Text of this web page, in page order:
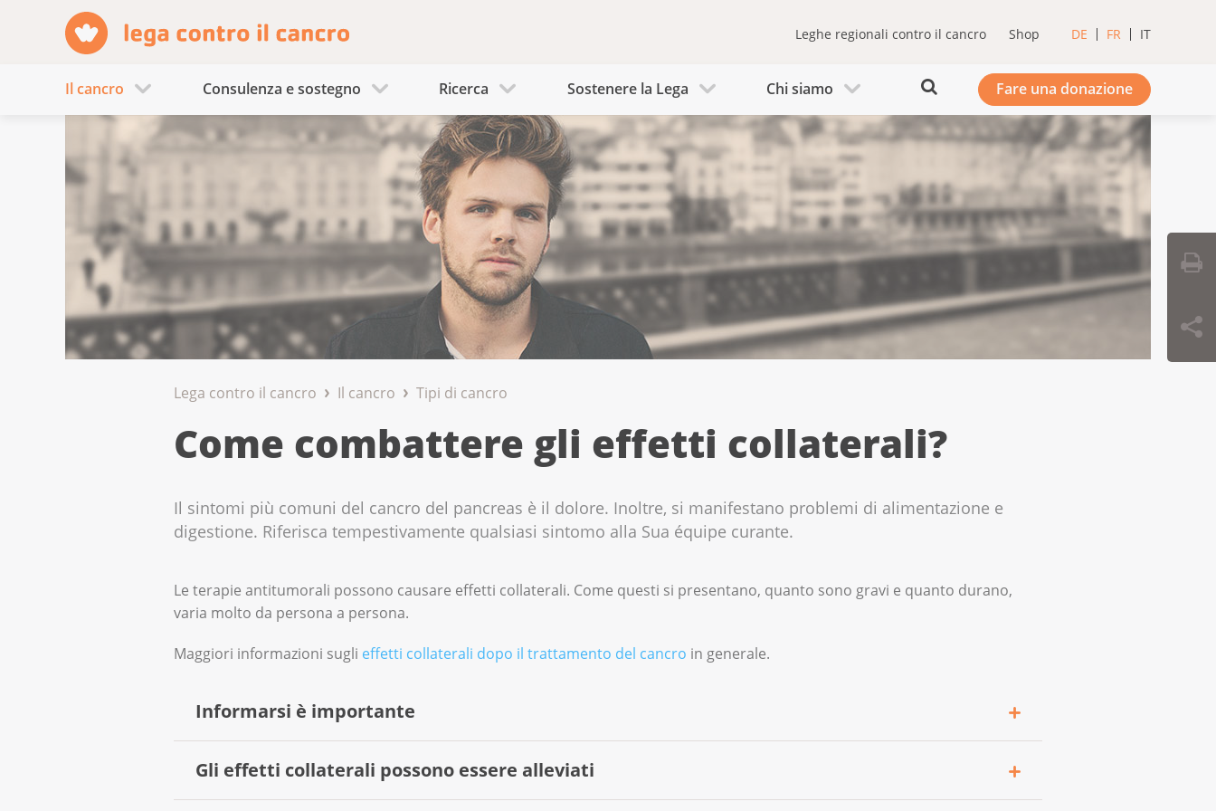
Leghe regionali contro il cancro Shop DE FR IT
Il cancro Consulenza e sostegno Ricerca Sostenere la Lega Chi siamo Fare una donazione
Lega contro il cancro Il cancro Tipi di cancro
Come combattere gli effetti collaterali?
Il sintomi più comuni del cancro del pancreas è il dolore. Inoltre, si manifestano problemi di alimentazione e
digestione. Riferisca tempestivamente qualsiasi sintomo alla Sua équipe curante.
Le terapie antitumorali possono causare effetti collaterali. Come questi si presentano, quanto sono gravi e quanto durano,
varia molto da persona a persona.
Maggiori informazioni sugli effetti collaterali dopo il trattamento del cancro in generale.
Informarsi è importante
Di solito, riceverà un opuscolo sulla terapia. Troverà informazioni sui possibili effetti collaterali. Inoltre, ci saranno
indicazioni su come gestirli. Se qualcosa è difficile da capire o non ha ricevuto l'opuscolo, non esiti a domandare.
Gli effetti collaterali possono essere alleviati